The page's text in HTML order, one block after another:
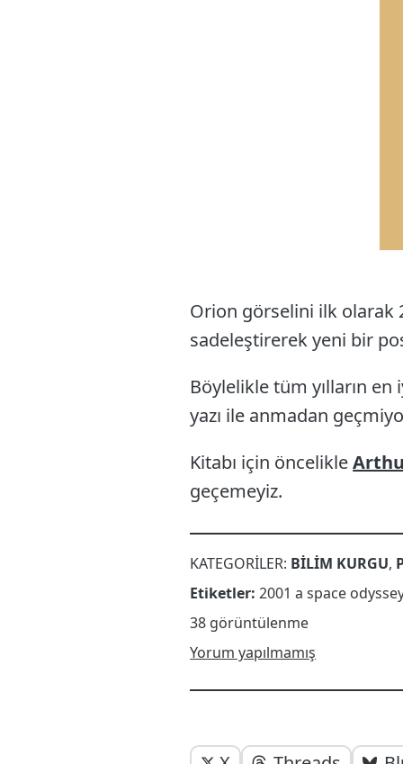
Orion görselini ilk olarak
sadeleştirerek yeni bir
Böylelikle tüm yılların
yazı ile anmadan
Kitabı için öncelikle
geçemeyiz.
KATEGORILER: BILIM KURGU,
Etiketler: 2001 a space
38 görüntülenme
Yorum yapılmamış